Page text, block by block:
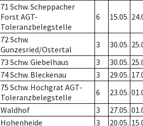
71 Schw. Scheppacher
Forst AGT-
Toleranzbelegstelle
6 15.05.
72 Schw.
Gunzesried/Ostertal
3 30.05.
73 Schw. Giebelhaus 3 30.05.
74 Schw. Bleckenau 3 29.05.
75 Schw. Hochgrat AGT-
Toleranzbelegstelle
6 23.05.
Waldhof 3 27.05.
Hohenheide 3 20.05.